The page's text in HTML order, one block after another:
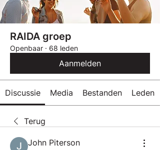
RAIDA groep
Openbaar · 68 leden
Aanmelden
Discussie Media Bestanden Leden
Terug
John Piterson